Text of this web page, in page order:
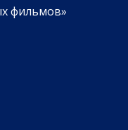
фильмов»